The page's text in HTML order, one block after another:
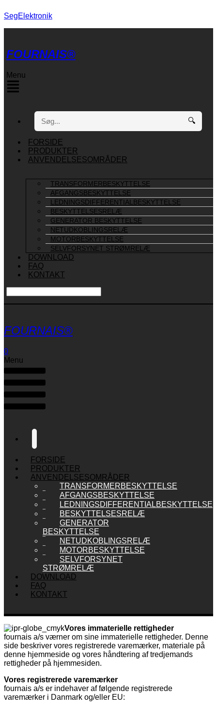
SegElektronik
FOURNAIS®
Menu
🔍
FORSIDE
PRODUKTER
ANVENDELSESOMRÅDER
TRANSFORMERBESKYTTELSE
AFGANGSBESKYTTELSE
LEDNINGSDIFFERENTIALBESKYTTELSE
BESKYTTELSESRELÆ
GENERATOR BESKYTTELSE
NETUDKOBLINGSRELÆ
MOTORBESKYTTELSE
SELVFORSYNET STRØMRELÆ
DOWNLOAD
FAQ
KONTAKT
FOURNAIS®
0
Menu
FORSIDE
PRODUKTER
ANVENDELSESOMRÅDER
TRANSFORMERBESKYTTELSE
AFGANGSBESKYTTELSE
LEDNINGSDIFFERENTIALBESKYTTELSE
BESKYTTELSESRELÆ
GENERATOR
BESKYTTELSE
NETUDKOBLINGSRELÆ
MOTORBESKYTTELSE
SELVFORSYNET
STRØMRELÆ
DOWNLOAD
FAQ
KONTAKT
Vores immaterielle rettigheder
fournais a/s værner om sine immaterielle rettigheder. Denne
side beskriver vores registrerede varemærker, materiale på
denne hjemmeside og vores håndtering af tredjemands
rettigheder på hjemmesiden.
Vores registrerede varemærker
fournais a/s er indehaver af følgende registrerede
varemærker i Danmark og/eller EU: